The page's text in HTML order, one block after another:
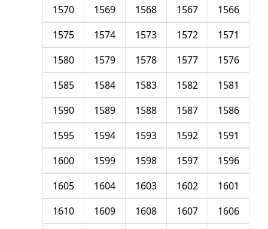
1566
1567
1568
1569
1570
1571
1572
1573
1574
1575
1576
1577
1578
1579
1580
1581
1582
1583
1584
1585
1586
1587
1588
1589
1590
1591
1592
1593
1594
1595
1596
1597
1598
1599
1600
1601
1602
1603
1604
1605
1606
1607
1608
1609
1610